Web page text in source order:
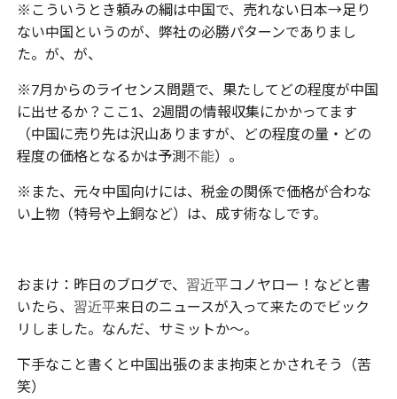
※こういうとき頼みの綱は中国で、売れない日本→足り
ない中国というのが、弊社の必勝パターンでありまし
た。が、が、
※7月からのライセンス問題で、果たしてどの程度が中国
に出せるか？ここ1、2週間の情報収集にかかってます
（中国に売り先は沢山ありますが、どの程度の量・どの
程度の価格となるかは予測不能）。
※また、元々中国向けには、税金の関係で価格が合わな
い上物（特号や上銅など）は、成す術なしです。
おまけ：昨日のブログで、 習近平コノヤロー！などと書
いたら、 習近平来日のニュースが入って来たのでビック
リしました。なんだ、サミットか〜。
下手なこと書くと中国出張のまま拘束とかされそう（苦
笑）